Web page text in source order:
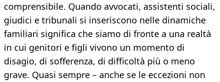
comprensibile. Quando avvocati, assistenti sociali,
giudici e tribunali si inseriscono nelle dinamiche
familiari significa che siamo di fronte a una realtà
in cui genitori e figli vivono un momento di
disagio, di sofferenza, di difficoltà più o meno
grave. Quasi sempre – anche se le eccezioni non